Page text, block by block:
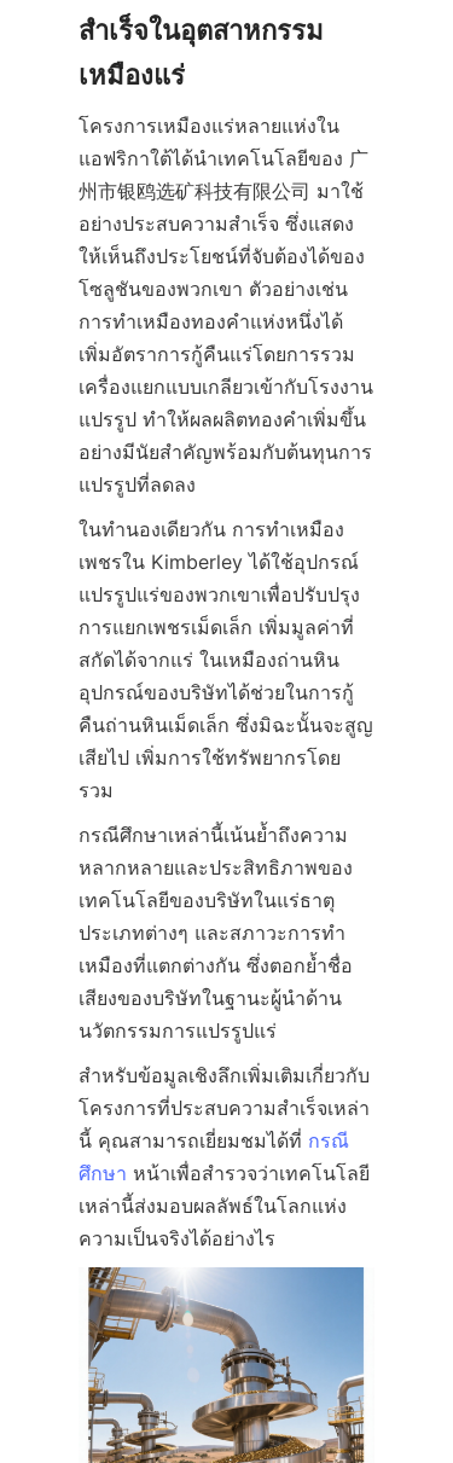
สำเร็จในอุตสาหกรรม
โครงการเหมืองแร่หลายแห่งใน
แอฟริกาใต้ได้นำเทคโนโลยีของ 广
州市银鸥选矿科技有限公司 มาใช้
อย่างประสบความสำเร็จ ซึ่งแสดง
ให้เห็นถึงประโยชน์ที่จับต้องได้ของ
โซลูชันของพวกเขา ตัวอย่างเช่น
การทำเหมืองทองคำแห่งหนึ่งได้
เพิ่มอัตราการกู้คืนแร่โดยการรวม
เครื่องแยกแบบเกลียวเข้ากับโรงงาน
แปรรูป ทำให้ผลผลิตทองคำเพิ่มขึ้น
อย่างมีนัยสำคัญพร้อมกับต้นทุนการ
ในทำนองเดียวกัน การทำเหมือง
เพชรใน Kimberley ได้ใช้อุปกรณ์
แปรรูปแร่ของพวกเขาเพื่อปรับปรุง
การแยกเพชรเม็ดเล็ก เพิ่มมูลค่าที่
สกัดได้จากแร่ ในเหมืองถ่านหิน
อุปกรณ์ของบริษัทได้ช่วยในการกู้
คืนถ่านหินเม็ดเล็ก ซึ่งมิฉะนั้นจะสูญ
เสียไป เพิ่มการใช้ทรัพยากรโดย
กรณีศึกษาเหล่านี้เน้นย้ำถึงความ
หลากหลายและประสิทธิภาพของ
เทคโนโลยีของบริษัทในแร่ธาตุ
ประเภทต่างๆ และสภาวะการทำ
เหมืองที่แตกต่างกัน ซึ่งตอกย้ำชื่อ
เสียงของบริษัทในฐานะผู้นำด้าน
สำหรับข้อมูลเชิงลึกเพิ่มเติมเกี่ยวกับ
โครงการที่ประสบความสำเร็จเหล่า
นี้ คุณสามารถเยี่ยมชมได้ที่ กรณี
ศึกษา หน้าเพื่อสำรวจว่าเทคโนโลยี
เหล่านี้ส่งมอบผลลัพธ์ในโลกแห่ง